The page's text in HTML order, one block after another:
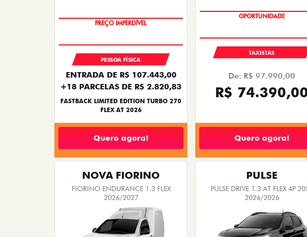
COM USADO NA TROCA
PESSOA FÍSICA
ENTRADA DE R$ 107.443,00
+18 PARCELAS DE R$ 2.820,83
FASTBACK LIMITED EDITION TURBO 270
FLEX AT 2026
Quero agora!
OPORTUNIDADE
TAXISTAS
De: R$ 97.990,00
R$
Quero agora!
NOVA FIORINO
FIORINO ENDURANCE 1.3 FLEX
2026/2027
PULSE
PULSE DRIVE 1.3 AT FLEX 4P
2026/2026